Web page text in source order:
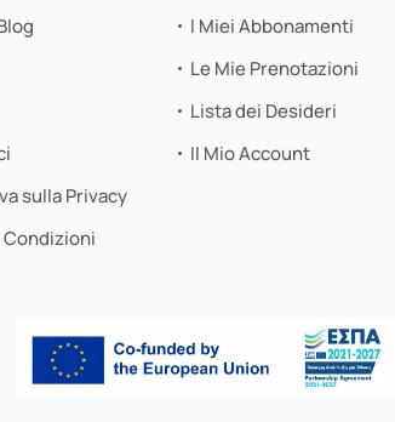
sulla Privacy
I Miei Abbonamenti
Le Mie Prenotazioni
Lista dei Desideri
Il Mio Account